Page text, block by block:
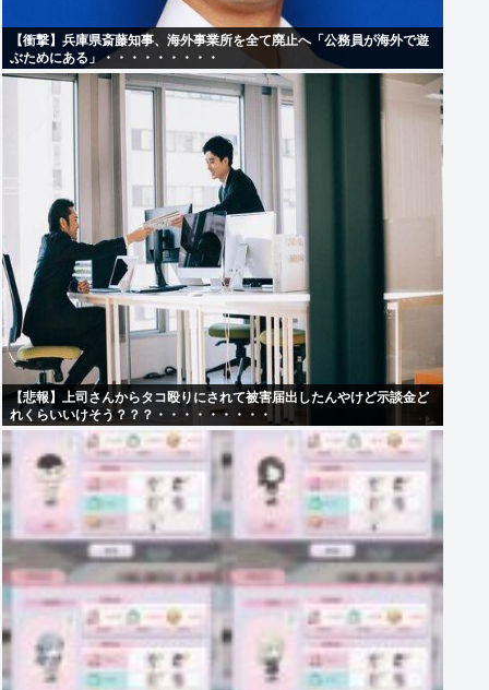
【衝撃】兵庫県斎藤知事、海外事業所を全て廃止へ「公務員が海外で遊
ぶためにある」・・・・・・・・・
【悲報】上司さんからタコ殴りにされて被害届出したんやけど示談金ど
れくらいいけそう？？？・・・・・・・・・